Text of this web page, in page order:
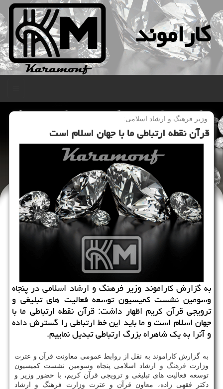
كاراموند
​ وزیر فرهنگ و ارشاد اسلامی:
قرآن نقطه ارتباطی ما با جهان اسلام است
به گزارش كاراموند وزیر فرهنگ و ارشاد اسلامی در پنجاه
وسومین نشست كمیسیون توسعه فعالیت های تبلیغی و
ترویجی قرآن كریم اظهار داشت: قرآن نقطه ارتباطی ما با
جهان اسلام است و ما باید این خط ارتباطی را گسترش داده
و آنرا به یك شاهراه بزرگ ارتباطی تبدیل نماییم.
به گزارش كاراموند به نقل از روابط عمومی معاونت قرآن و عترت
وزارت فرهنگ و ارشاد اسلامی پنجاه وسومین نشست كمیسیون
توسعه فعالیت های تبلیغی و ترویجی قرآن كریم، با حضور وزیر و
دكتر فقهی زاده، معاون قرآن و عترت وزارت فرهنگ و ارشاد